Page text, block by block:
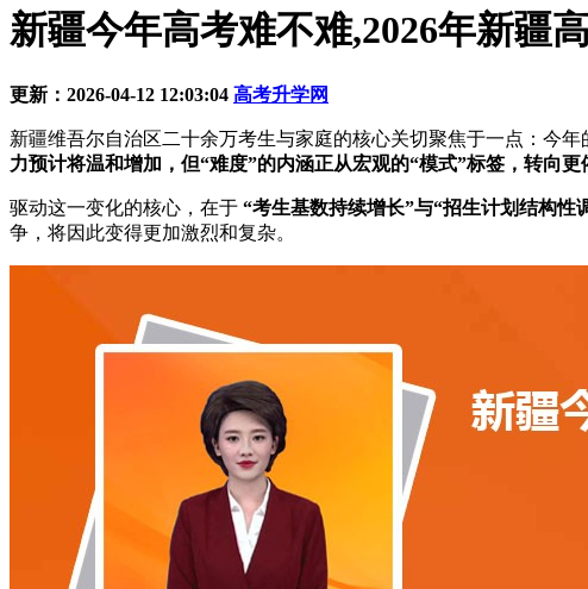
新疆今年高考难不难,2026年新疆
更新：2026-04-12 12:03:04 高考升学网
新疆维吾尔自治区二十余万考生与家庭的核心关切聚焦于一点：今
力预计将温和增加，但“难度”的内涵正从宏观的“模式”标签，转向
驱动这一变化的核心，在于 “考生基数持续增长”与“招生计划结构性
争，将因此变得更加激烈和复杂。